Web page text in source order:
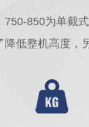
850为单截
低整机高度，